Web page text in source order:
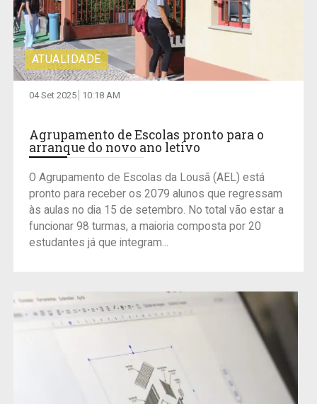
ATUALIDADE
04 Set 2025 10:18 AM
Agrupamento de Escolas pronto para o
arranque do novo ano letivo
O Agrupamento de Escolas da Lousã (AEL) está
pronto para receber os 2079 alunos que regressam
às aulas no dia 15 de setembro. No total vão estar a
funcionar 98 turmas, a maioria composta por 20
estudantes já que integram...